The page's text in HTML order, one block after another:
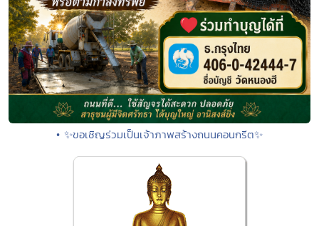
• ✨ขอเชิญร่วมเป็นเจ้าภาพสร้างถนนคอนกรีต✨